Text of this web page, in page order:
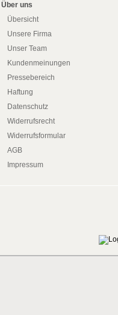
Über uns
Übersicht
Unsere Firma
Unser Team
Kundenmeinungen
Pressebereich
Haftung
Datenschutz
Widerrufsrecht
Widerrufsformular
AGB
Impressum